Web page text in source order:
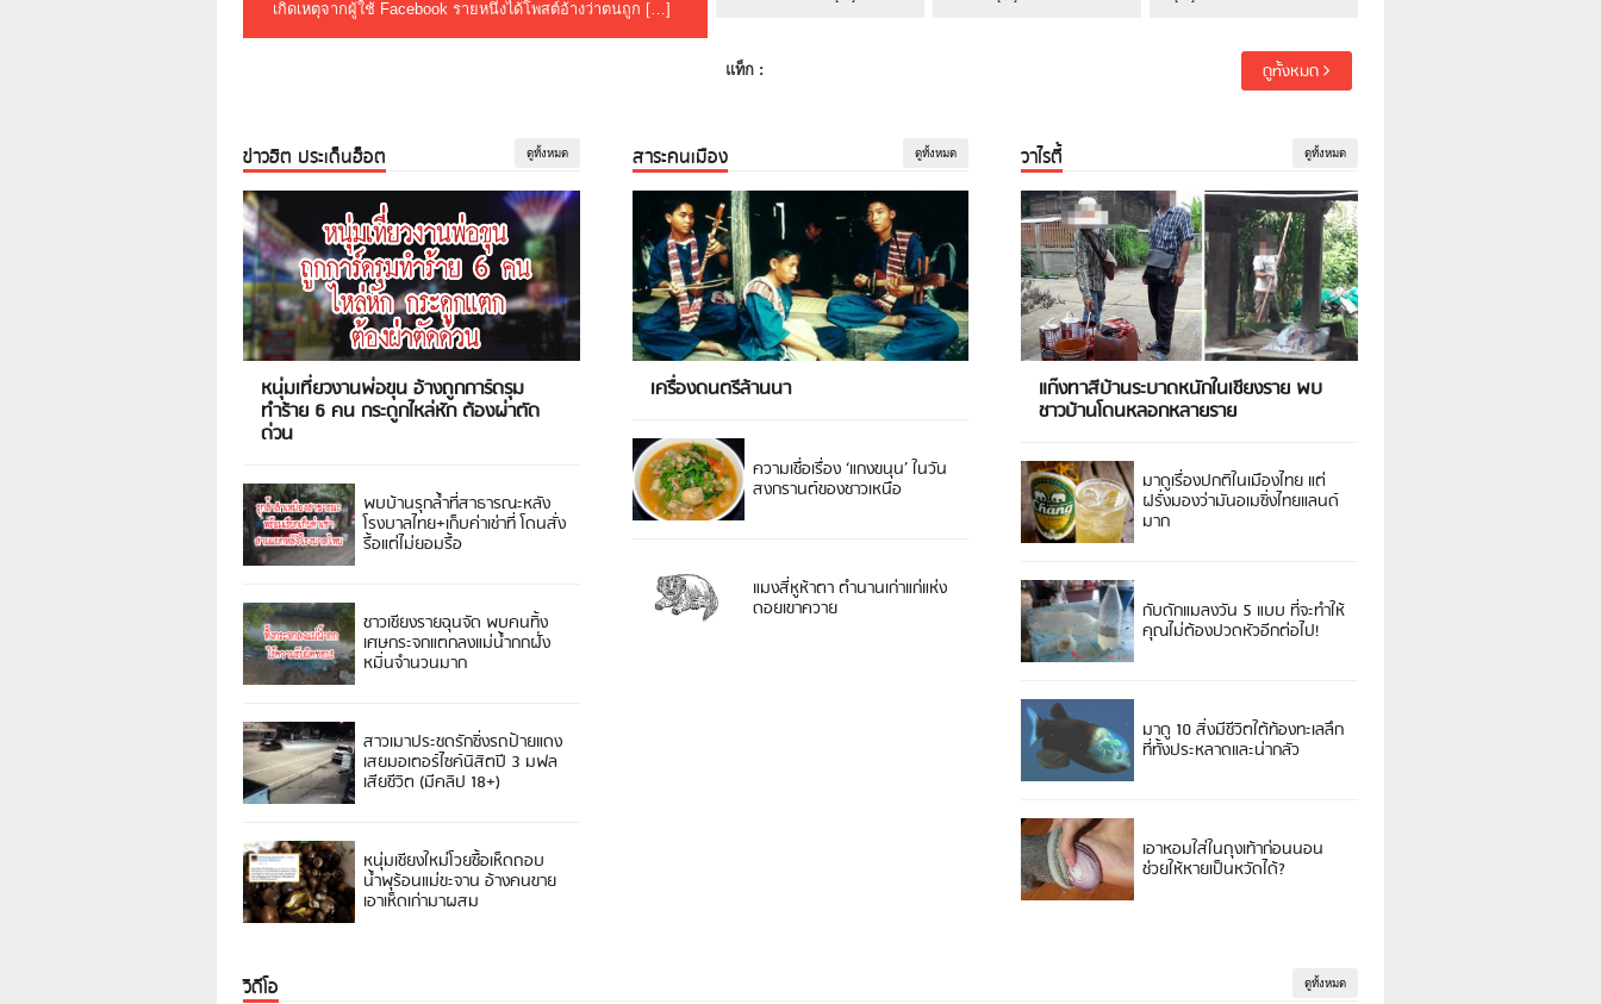
เกิดเหตุจากผู้ใช้ Facebook รายหนึ่งได้โพสต์อ้างว่าตนถูก […]
แท็ก : ดูทั้งหมด
ข่าวฮิต ประเด็นฮ็อต ดูทั้งหมด
หนุ่มเที่ยวงานพ่อขุน อ้างถูกการ์ดรุม
ทำร้าย 6 คน กระดูกไหล่หัก ต้องผ่าตัด
ด่วน
พบบ้านรุกล้ำที่สาธารณะหลัง
โรงบาลไทย+เก็บค่าเช่าที่ โดนสั่ง
รื้อแต่ไม่ยอมรื้อ
ชาวเชียงรายฉุนจัด พบคนทิ้ง
เศษกระจกแตกลงแม่น้ำกกฝั่ง
หมิ่นจำนวนมาก
สาวเมาประชดรักซิ่งรถป้ายแดง
เสยมอเตอร์ไซค์นิสิตปี 3 มฟล
เสียชีวิต (มีคลิป 18+)
หนุ่มเชียงใหม่โวยซื้อเห็ดถอบ
น้ำพุร้อนแม่ขะจาน อ้างคนขาย
เอาเห็ดเก่ามาผสม
สาระคนเมือง ดูทั้งหมด
เครื่องดนตรีล้านนา
ความเชื่อเรื่อง ‘แกงขนุน’ ในวัน
สงกรานต์ของชาวเหนือ
แมงสี่หูห้าตา ตำนานเก่าแก่แห่ง
ดอยเขาควาย
วาไรตี้ ดูทั้งหมด
แก๊งทาสีบ้านระบาดหนักในเชียงราย พบ
ชาวบ้านโดนหลอกหลายราย
มาดูเรื่องปกติในเมืองไทย แต่
ฝรั่งมองว่ามันอเมซิ่งไทยแลนด์
มาก
กับดักแมลงวัน 5 แบบ ที่จะทำให้
คุณไม่ต้องปวดหัวอีกต่อไป!
มาดู 10 สิ่งมีชีวิตใต้ท้องทะเลลึก
ที่ทั้งประหลาดและน่ากลัว
เอาหอมใส่ในถุงเท้าก่อนนอน
ช่วยให้หายเป็นหวัดได้?
วิดีโอ ดูทั้งหมด